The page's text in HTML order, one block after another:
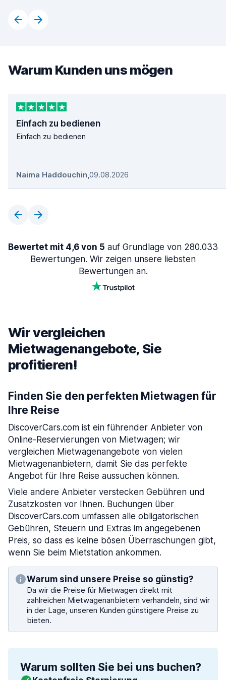
Warum Kunden uns mögen
Einfach zu bedienen
Einfach zu bedienen
Naima Haddouchin,09.08.2026
Bewertet mit 4,6 von 5 auf Grundlage von 280.033
Bewertungen. Wir zeigen unsere liebsten
Bewertungen an.
Wir vergleichen
Mietwagenangebote, Sie
profitieren!
Finden Sie den perfekten Mietwagen für
Ihre Reise
DiscoverCars.com ist ein führender Anbieter von
Online-Reservierungen von Mietwagen; wir
vergleichen Mietwagenangebote von vielen
Mietwagenanbietern, damit Sie das perfekte
Angebot für Ihre Reise aussuchen können.
Viele andere Anbieter verstecken Gebühren und
Zusatzkosten vor Ihnen. Buchungen über
DiscoverCars.com umfassen alle obligatorischen
Gebühren, Steuern und Extras im angegebenen
Preis, so dass es keine bösen Überraschungen gibt,
wenn Sie beim Mietstation ankommen.
Warum sind unsere Preise so günstig?
Da wir die Preise für Mietwagen direkt mit
zahlreichen Mietwagenanbietern verhandeln, sind wir
in der Lage, unseren Kunden günstigere Preise zu
bieten.
Warum sollten Sie bei uns buchen?